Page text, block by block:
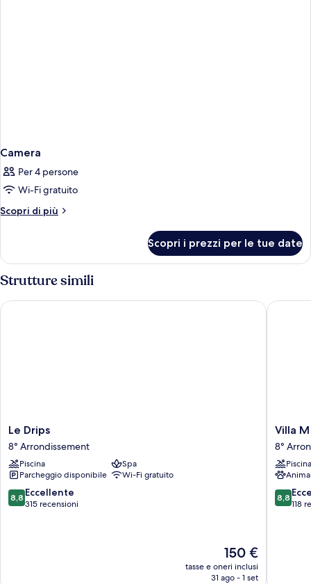
Camera
Per 4 persone
Wi-Fi gratuito
Scopri di più
Altri
Scopri i prezzi per le tue date
Strutture simili
Le
Drips
8°
Arrondissement
Le Drips
8° Arrondissement
Piscina
Spa
Parcheggio disponibile
Wi-Fi gratuito
8.8
su
8,8 Eccellente
315 recensioni
Il
prezzo
attuale
150 €
tasse e oneri inclusi
31 ago - 1 set
Le Drips
Villa
M
8°
Villa
8°
Piscina
8.8
su
8,8
118
Villa M